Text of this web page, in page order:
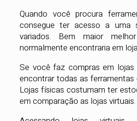
Quando você procura
consegue ter acesso a uma
variados. Bem maior
normalmente encontraria em
Se você faz compras em lojas
encontrar todas as ferramentas
Lojas físicas costumam ter
em comparação as lojas virtuais.